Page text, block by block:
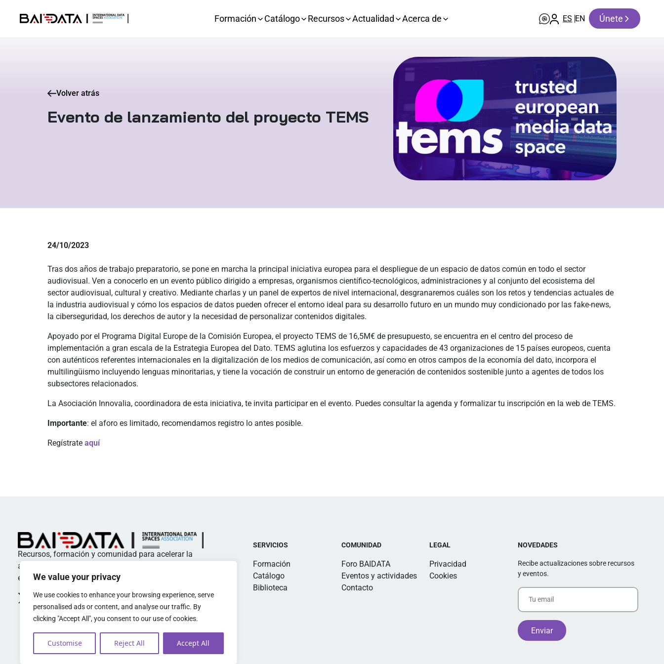
We value your privacy
We use cookies to enhance your browsing experience, serve
personalised ads or content, and analyse our traffic. By
clicking "Accept All", you consent to our use of cookies.
Customise Reject All Accept All
Formación Catálogo Recursos Actualidad Acerca de ES EN Únete
Volver atrás
Evento de lanzamiento del proyecto TEMS
24/10/2023
Tras dos años de trabajo preparatorio, se pone en marcha la principal iniciativa europea para el despliegue de un espacio de datos común en todo el sector
audiovisual. Ven a conocerlo en un evento público dirigido a empresas, organismos científico-tecnológicos, administraciones y al conjunto del ecosistema del
sector audiovisual, cultural y creativo. Mediante charlas y un panel de expertos de nivel internacional, desgranaremos cuáles son los retos y tendencias actuales de
la industria audiovisual y cómo los espacios de datos pueden ofrecer el entorno ideal para su desarrollo futuro en un mundo muy condicionado por las fake-news,
la ciberseguridad, los derechos de autor y la necesidad de personalizar contenidos digitales.
Apoyado por el Programa Digital Europe de la Comisión Europea, el proyecto TEMS de 16,5M€ de presupuesto, se encuentra en el centro del proceso de
implementación a gran escala de la Estrategia Europea del Dato. TEMS aglutina los esfuerzos y capacidades de 43 organizaciones de 15 países europeos, cuenta
con auténticos referentes internacionales en la digitalización de los medios de comunicación, así como en otros campos de la economía del dato, incorpora el
multilingüismo incluyendo lenguas minoritarias, y tiene la vocación de construir un entorno de generación de contenidos sostenible junto a agentes de todos los
subsectores relacionados.
La Asociación Innovalia, coordinadora de esta iniciativa, te invita participar en el evento. Puedes consultar la agenda y formalizar tu inscripción en la web de TEMS.
Importante: el aforo es limitado, recomendamos registro lo antes posible.
Regístrate aquí
Recursos, formación y comunidad para acelerar la
adopción de estándares y buenas prácticas en
espacios de datos
SERVICIOS
Formación
Catálogo
Biblioteca
COMUNIDAD
Foro BAIDATA
Eventos y actividades
Contacto
LEGAL
Privacidad
Cookies
NOVEDADES
Recibe actualizaciones sobre recursos
y eventos.